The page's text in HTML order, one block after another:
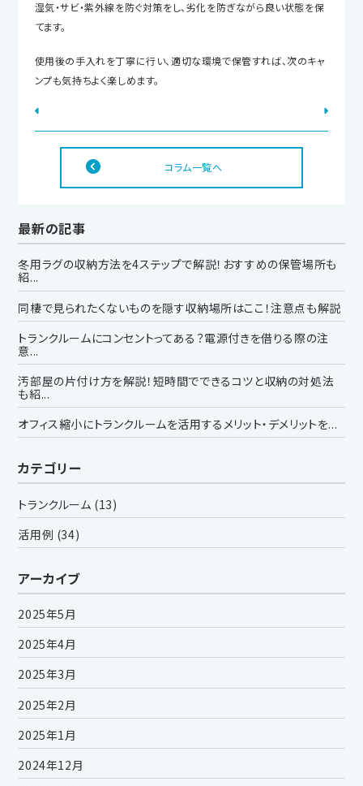
湿気・サビ・紫外線を防ぐ対策をし、劣化を防ぎながら良い状態を保
てます。
使用後の手入れを丁寧に行い、適切な環境で保管すれば、次のキャ
ンプも気持ちよく楽しめます。
コラム一覧へ
最新の記事
冬用ラグの収納方法を4ステップで解説！おすすめの保管場所も
紹...
同棲で見られたくないものを隠す収納場所はここ！注意点も解説
トランクルームにコンセントってある？電源付きを借りる際の注
意...
汚部屋の片付け方を解説！短時間でできるコツと収納の対処法
も紹...
オフィス縮小にトランクルームを活用するメリット・デメリットを...
カテゴリー
トランクルーム (13)
活用例 (34)
アーカイブ
2025年5月
2025年4月
2025年3月
2025年2月
2025年1月
2024年12月